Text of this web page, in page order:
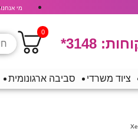
מי אנחנו
*3148
0
ציוד משרדי סביבה ארגונומית